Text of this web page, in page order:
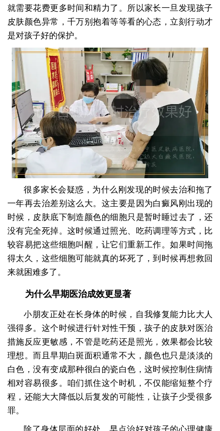
就需要花费更多时间和精力了。所以家长一旦发现孩子
皮肤颜色异常，千万别抱着等等看的心态，立刻行动才
是对孩子好的保护。
很多家长会疑惑，为什么刚发现的时候去治和拖了
一年再去治差别这么大。这主要是因为白癜风刚出现的
时候，皮肤底下制造颜色的细胞只是暂时睡过去了，还
没有完全死掉。这时候通过照光、吃药调理等方式，比
较容易把这些细胞叫醒，让它们重新工作。如果时间拖
得太久，这些细胞可能就真的坏死了，到时候再想救回
来就困难多了。
为什么早期医治成效更显著
小朋友正处在长身体的时候，自我修复能力比大人
强得多。这个时候进行针对性干预，孩子的皮肤对医治
措施反应更敏感，不管是吃药还是照光，效果都会比较
理想。而且早期白斑面积通常不大，颜色也只是淡淡的
白色，没有变成那种很白的瓷白色，这时候控制住病情
相对容易很多。咱们抓住这个时机，不仅能缩短整个疗
程，还能大大降低以后复发的可能性，让孩子少受很多
罪。